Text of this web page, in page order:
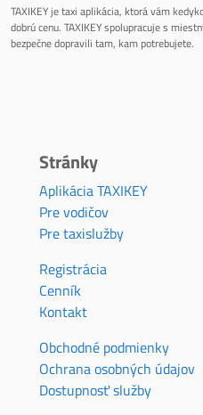
TAXIKEY je taxi aplikácia, ktorá vám
dobrú cenu. TAXIKEY spolupracuje s
bezpečne dopravili tam, kam potrebujete.
Stránky
Aplikácia TAXIKEY
Pre vodičov
Pre taxislužby
Registrácia
Cenník
Kontakt
Obchodné podmienky
Ochrana osobných údajov
Dostupnosť služby